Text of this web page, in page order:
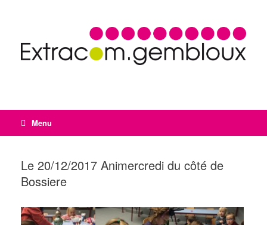
Menu
Le 20/12/2017 Animercredi du côté de
Bossiere